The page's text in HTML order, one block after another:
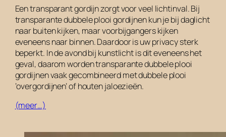
Een transparant gordijn zorgt voor veel lichtinval. Bij
transparante dubbele plooi gordijnen kun je bij daglicht
naar buiten kijken, maar voorbijgangers kijken
eveneens naar binnen. Daardoor is uw privacy sterk
beperkt. In de avond bij kunstlicht is dit eveneens het
geval, daarom worden transparante dubbele plooi
gordijnen vaak gecombineerd met dubbele plooi
‘overgordijnen’ of houten jaloezieën.
(meer…)